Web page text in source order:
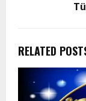
RELATED